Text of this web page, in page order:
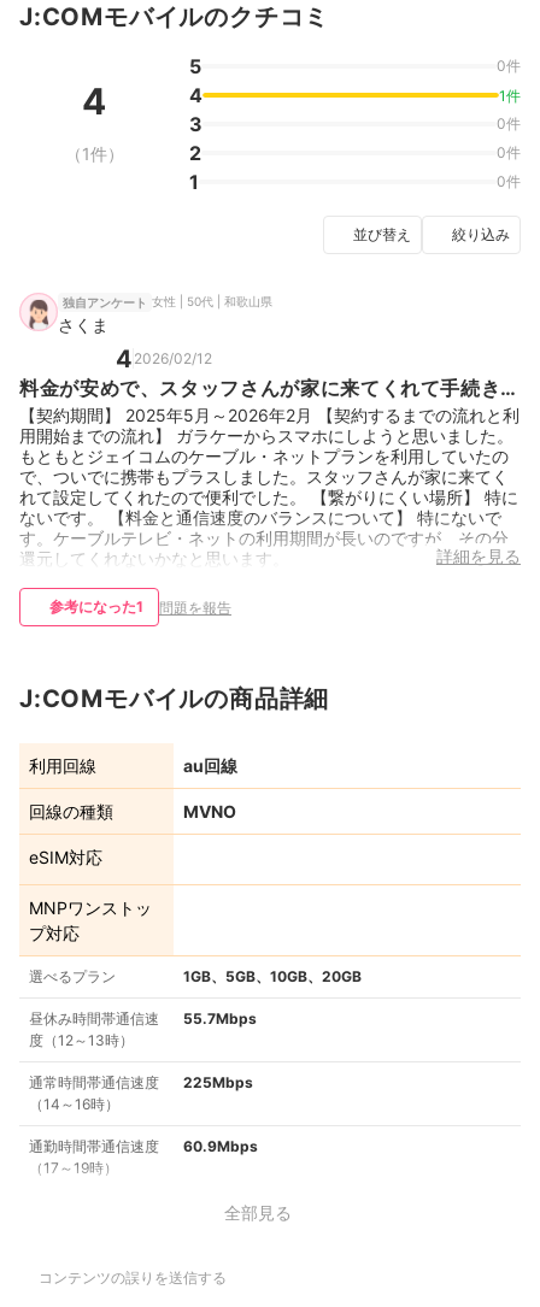
J:COMモバイルのクチコミ
4
（1件）
5 0件
4 1件
3 0件
2 0件
1 0件
並び替え 絞り込み
独自アンケート 女性 | 50代 | 和歌山県
さくま
4 2026/02/12
料金が安めで、スタッフさんが家に来てくれて手続きし
てくれるので楽です。
【契約期間】 2025年5月～2026年2月 【契約するまでの流れと利
用開始までの流れ】 ガラケーからスマホにしようと思いました。
もともとジェイコムのケーブル・ネットプランを利用していたの
で、ついでに携帯もプラスしました。スタッフさんが家に来てく
れて設定してくれたので便利でした。 【繋がりにくい場所】 特に
ないです。 【料金と通信速度のバランスについて】 特にないで
す。ケーブルテレビ・ネットの利用期間が長いのですが、その分
還元してくれないかなと思います。
詳細を見る
参考になった1 問題を報告
J:COMモバイルの商品詳細
利用回線 au回線
回線の種類 MVNO
eSIM対応
MNPワンストッ
プ対応
選べるプラン 1GB、5GB、10GB、20GB
昼休み時間帯通信速
度（12～13時）
55.7Mbps
通常時間帯通信速度
（14～16時）
225Mbps
通勤時間帯通信速度
（17～19時）
60.9Mbps
全部見る
コンテンツの誤りを送信する